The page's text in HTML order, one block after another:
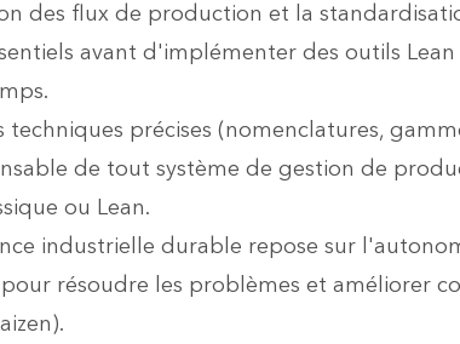
des flux de production et la
avant d'implémenter des outils
techniques précises (nomenclatures,
de tout système de gestion de
ou Lean.
industrielle durable repose sur
résoudre les problèmes et améliorer